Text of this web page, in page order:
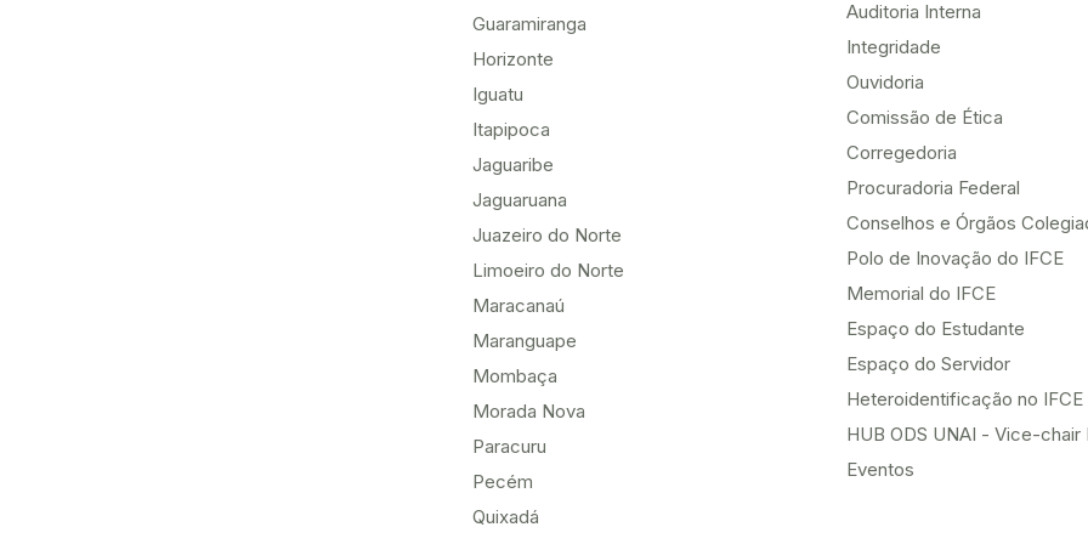
Guaramiranga
Horizonte
Iguatu
Itapipoca
Jaguaribe
Jaguaruana
Juazeiro do Norte
Limoeiro do Norte
Maracanaú
Maranguape
Mombaça
Morada Nova
Paracuru
Pecém
Quixadá
Auditoria Interna
Integridade
Ouvidoria
Comissão de Ética
Corregedoria
Procuradoria Federal
Conselhos e Órgãos
Polo de Inovação do IFCE
Memorial do IFCE
Espaço do Estudante
Espaço do Servidor
Heteroidentificação no IFCE
HUB ODS UNAI - Vice-chair
Eventos